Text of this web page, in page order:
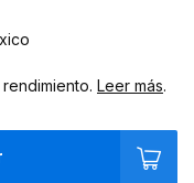
Leer más.